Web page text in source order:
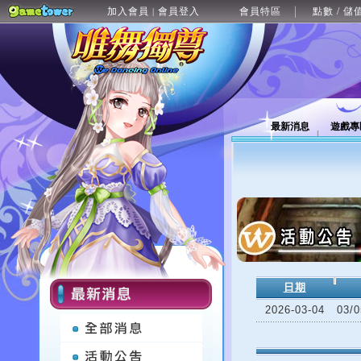
加入會員 | 會員登入 會員特區 點數 / 儲
最新消息 遊戲
日期
2026-03-04
03/